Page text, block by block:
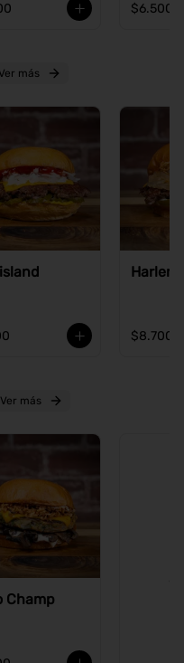
$6.500
Ver más
Harlem
$8.700
Ver más
Champ